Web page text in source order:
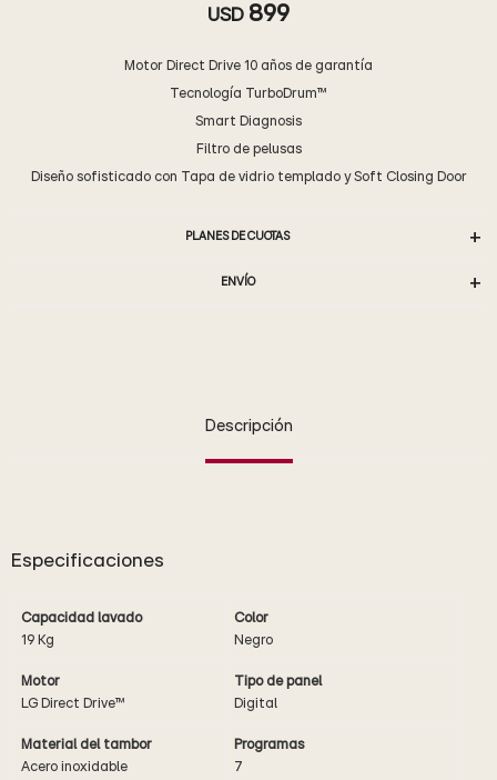
USD 899
Motor Direct Drive 10 años de garantía
Tecnología TurboDrum™
Smart Diagnosis
Filtro de pelusas
Diseño sofisticado con Tapa de vidrio templado y Soft Closing Door
PLANES DE CUOTAS
ENVÍO
Descripción
Especificaciones
Capacidad lavado
19 Kg
Color
Negro
Motor
LG Direct Drive™
Tipo de panel
Digital
Material del tambor
Acero inoxidable
Programas
7